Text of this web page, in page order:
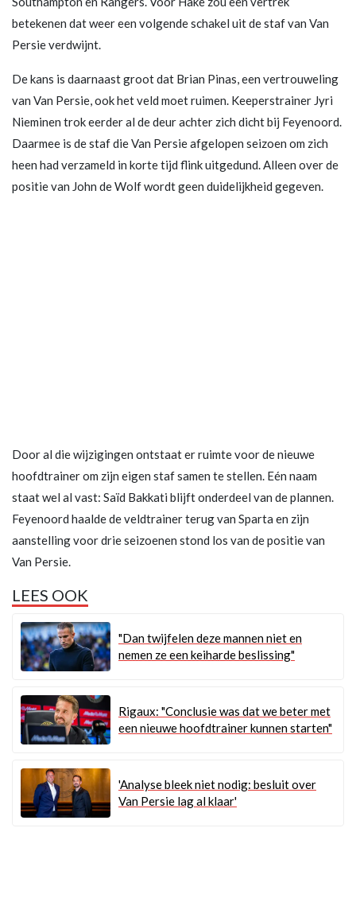
betekenen dat weer een volgende schakel uit de staf van Van
Persie verdwijnt.
De kans is daarnaast groot dat Brian Pinas, een vertrouweling
van Van Persie, ook het veld moet ruimen. Keeperstrainer Jyri
Nieminen trok eerder al de deur achter zich dicht bij Feyenoord.
Daarmee is de staf die Van Persie afgelopen seizoen om zich
heen had verzameld in korte tijd flink uitgedund. Alleen over de
positie van John de Wolf wordt geen duidelijkheid gegeven.
Door al die wijzigingen ontstaat er ruimte voor de nieuwe
hoofdtrainer om zijn eigen staf samen te stellen. Eén naam
staat wel al vast: Saïd Bakkati blijft onderdeel van de plannen.
Feyenoord haalde de veldtrainer terug van Sparta en zijn
aanstelling voor drie seizoenen stond los van de positie van
Van Persie.
LEES OOK
"Dan twijfelen deze mannen niet en
nemen ze een keiharde beslissing"
Rigaux: "Conclusie was dat we beter met
een nieuwe hoofdtrainer kunnen starten"
'Analyse bleek niet nodig: besluit over
Van Persie lag al klaar'